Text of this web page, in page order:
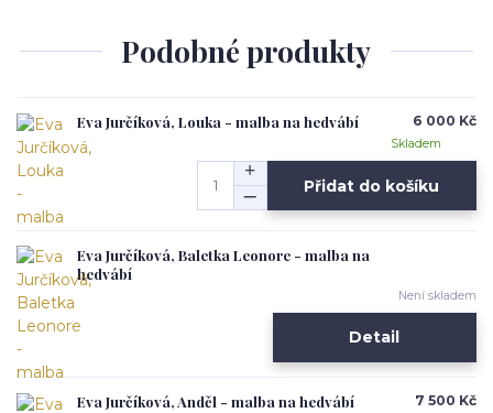
Podobné produkty
Eva Jurčíková, Louka - malba na hedvábí 6 000 Kč
Skladem
Přidat do košíku
Eva Jurčíková, Baletka Leonore - malba na
hedvábí
Není skladem
Detail
Eva Jurčíková, Anděl - malba na hedvábí 7 500 Kč